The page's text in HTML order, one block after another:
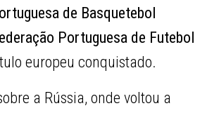
de Basquetebol
Portuguesa de Futebol
europeu conquistado.
a Rússia, onde voltou a